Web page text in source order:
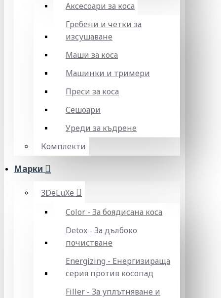
Аксесоари за коса
Гребени и четки за
изсушаване
Маши за коса
Машинки и тримери
Преси за коса
Сешоари
Уреди за къдрене
Комплекти
Марки
3DeLuXe
Color - За боядисана коса
Detox - За дълбоко
почистване
Energizing - Енергизираща
серия против косопад
Filler - За уплътняване и